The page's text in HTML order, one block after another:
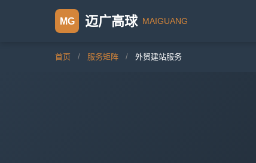
MG 迈广高球 MAIGUANG
首页 / 服务矩阵 / 外贸建站服务